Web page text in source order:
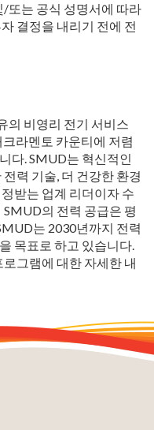
/또는 공식 성명서에 따라
결정을 내리기 전에 전
의 비영리 전기 서비스
라멘토 카운티에 저렴
다. SMUD는 혁신적인
력 기술, 더 건강한 환경
받는 업계 리더이자 수
의 전력 공급은 평
는 2030년까지 전력
목표로 하고 있습니다.
그램에 대한 자세한 내